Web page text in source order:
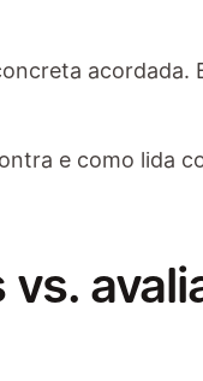
acordada.
e como lida